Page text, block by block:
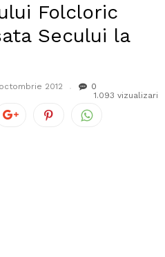
Folcloric
Secului la
2012
0
1.093 vizualizari